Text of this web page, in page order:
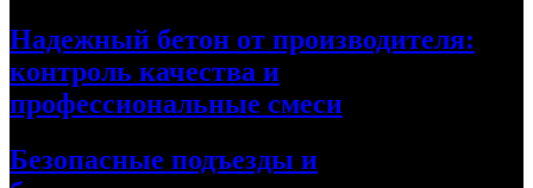
Надежный бетон от производителя:
контроль качества и
профессиональные смеси
Безопасные подъезды и